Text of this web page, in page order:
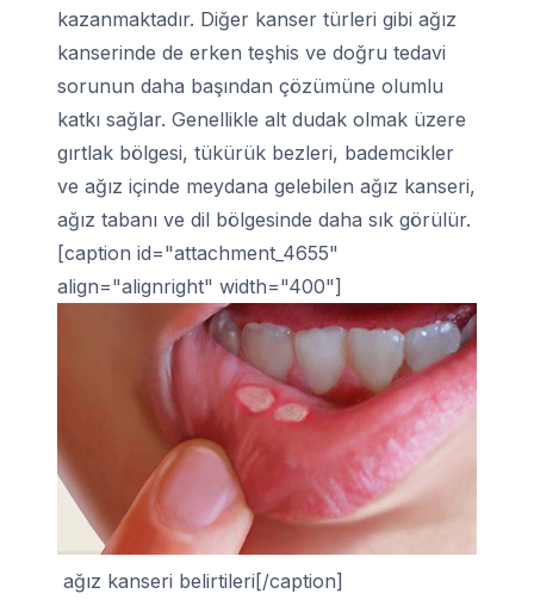
kazanmaktadır. Diğer kanser türleri gibi ağız
kanserinde de erken teşhis ve doğru tedavi
sorunun daha başından çözümüne olumlu
katkı sağlar. Genellikle alt dudak olmak üzere
gırtlak bölgesi, tükürük bezleri, bademcikler
ve ağız içinde meydana gelebilen ağız kanseri,
ağız tabanı ve dil bölgesinde daha sık görülür.
[caption id="attachment_4655"
align="alignright" width="400"]
ağız kanseri belirtileri[/caption]